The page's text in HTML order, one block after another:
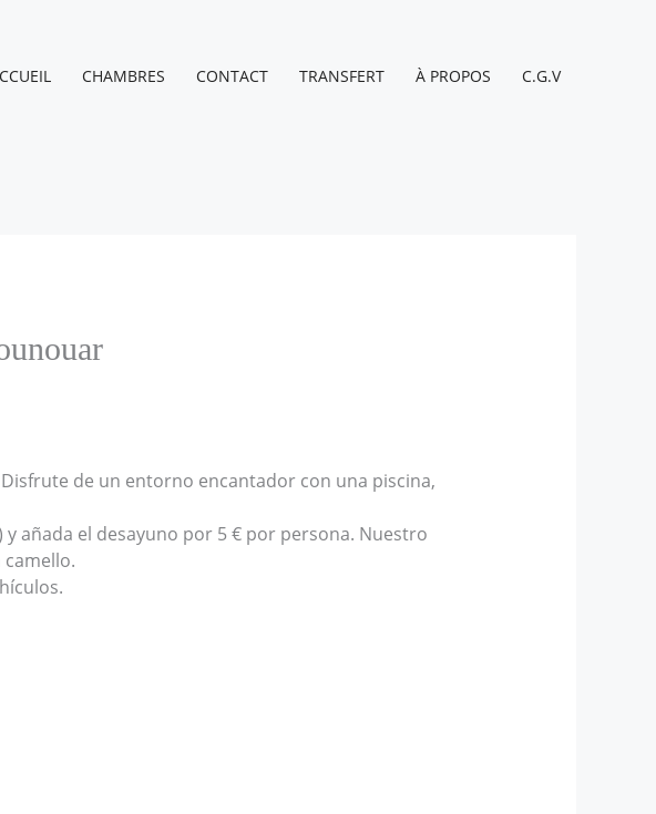
CHAMBRES CONTACT TRANSFERT À PROPOS C.G.V
de un entorno encantador con una piscina,
añada el desayuno por 5 € por persona. Nuestro